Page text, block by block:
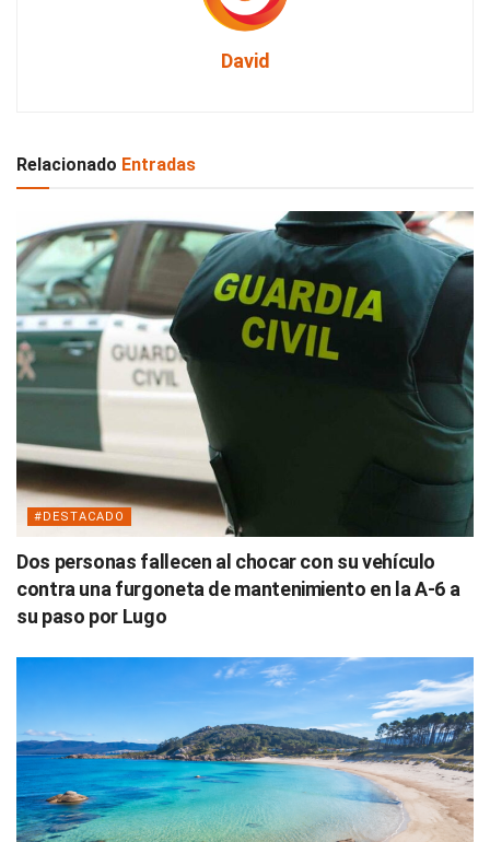
David
Relacionado Entradas
#DESTACADO
Dos personas fallecen al chocar con su vehículo
contra una furgoneta de mantenimiento en la A-6 a
su paso por Lugo